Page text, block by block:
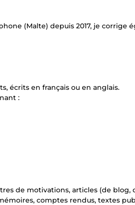
(Malte) depuis 2017, je corrige
écrits en français ou en anglais.
:
de motivations, articles (de
comptes rendus, textes